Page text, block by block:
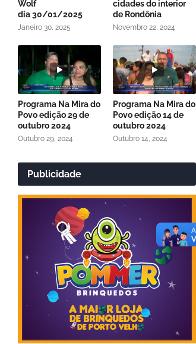
Wolf
dia 30/01/2025
Janeiro 30, 2025
cidades do interior
de Rondônia
Novembro 22, 2024
Programa Na Mira do
Povo edição 29 de
outubro 2024
Outubro 29, 2024
Programa Na Mira do
Povo edição 14 de
outubro 2024
Outubro 14, 2024
Publicidade